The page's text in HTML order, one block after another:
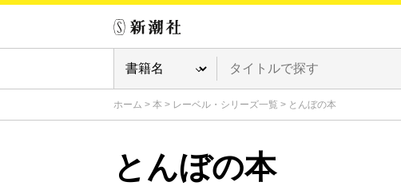
ホーム > 本 > レーベル・シリーズ一覧 > とんぼの本
とんぼの本